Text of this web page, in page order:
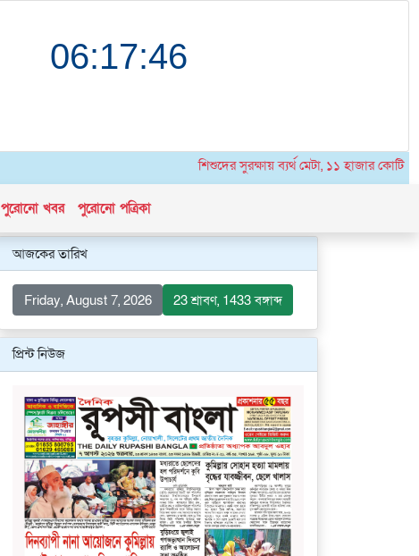
শিশুদের সুরক্ষায় ব্যর্থ মেটা, ১১ হাজার কোটি
পুরোনো খবর পুরোনো পত্রিকা
আজকের তারিখ
Friday, August 7, 2026 23 শ্রাবণ, 1433 বঙ্গাব্দ
প্রিন্ট নিউজ